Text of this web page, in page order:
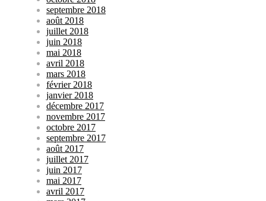
septembre 2018
août 2018
juillet 2018
juin 2018
mai 2018
avril 2018
mars 2018
février 2018
janvier 2018
décembre 2017
novembre 2017
octobre 2017
septembre 2017
août 2017
juillet 2017
juin 2017
mai 2017
avril 2017